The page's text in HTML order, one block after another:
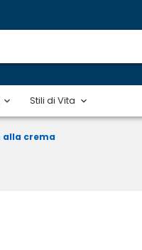
Stili di Vita
alla crema